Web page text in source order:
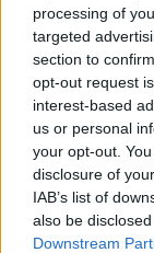
processing of
targeted
section to
opt-out request
interest-based
us or personal
your opt-out.
disclosure of
IAB’s list of
also be
Downstream
KÜLFÖLD
#HARMADIK